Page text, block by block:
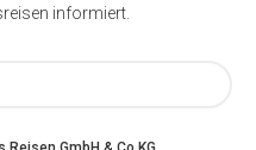
informiert.